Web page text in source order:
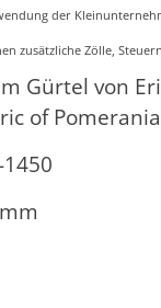
der
zusätzliche Zölle,
Gürtel von
of Pomerania